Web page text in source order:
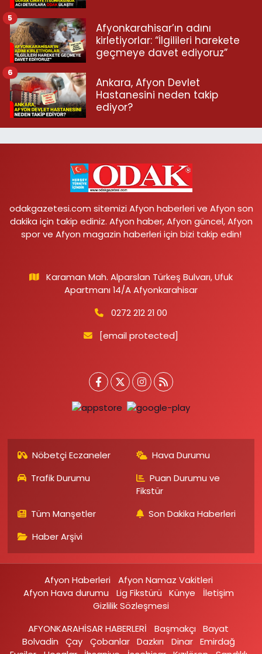
Afyonkarahisar’ın adını
kirletiyorlar: “İlgilileri harekete
geçmeye davet ediyoruz”
5
Ankara, Afyon Devlet
Hastanesini neden takip
ediyor?
6
odakgazetesi.com sitemizi Afyon haberleri ve Afyon son
dakika için takip ediniz. Afyon haber, Afyon güncel, Afyon
spor ve Afyon magazin haberleri için bizi takip edin!
Karaman Mah. Alparslan Türkeş Bulvarı, Ufuk
Apartmanı 14/A Afyonkarahisar
0272 212 21 00
[email protected]
Nöbetçi Eczaneler
Hava Durumu
Trafik Durumu
Puan Durumu ve
Fikstür
Tüm Manşetler
Son Dakika Haberleri
Haber Arşivi
Afyon Haberleri
Afyon Namaz Vakitleri
Afyon Hava durumu
Lig Fikstürü Künye
İletişim
Gizlilik Sözleşmesi
AFYONKARAHİSAR HABERLERİ
Başmakçı
Bayat
Bolvadin
Çay Çobanlar Dazkırı Dinar Emirdağ‎